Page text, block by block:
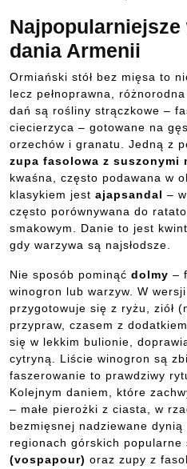
dania Armenii
Ormiański stół bez mięsa to
lecz pełnoprawna,
dań są rośliny strączkowe –
ciecierzyca – gotowane na
orzechów i granatu. Jedną z
zupa fasolowa z suszonymi
kwaśna, często podawana w
klasykiem jest ajapsandal –
często porównywana do
smakowym. Danie to jest
gdy warzywa są najsłodsze.
Nie sposób pominąć dolmy –
winogron lub warzyw. W
przygotowuje się z ryżu, ziół
przypraw, czasem z
się w lekkim bulionie,
cytryną. Liście winogron są
faszerowanie to prawdziwy
Kolejnym daniem, które
– małe pierożki z ciasta, w
bezmięsnej nadziewane
regionach górskich popularne
(vospapour) oraz zupy z